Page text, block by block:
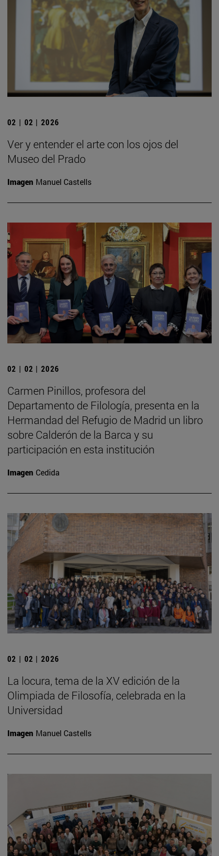
02 | 02 | 2026
Ver y entender el arte con los ojos del
Museo del Prado
Imagen Manuel Castells
02 | 02 | 2026
Carmen Pinillos, profesora del
Departamento de Filología, presenta en la
Hermandad del Refugio de Madrid un libro
sobre Calderón de la Barca y su
participación en esta institución
Imagen Cedida
02 | 02 | 2026
La locura, tema de la XV edición de la
Olimpiada de Filosofía, celebrada en la
Universidad
Imagen Manuel Castells